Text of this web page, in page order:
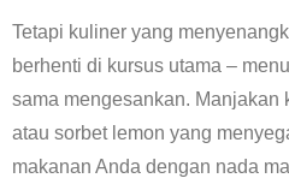
Tetapi kuliner yang
berhenti di kursus utama –
sama mengesankan. Manjakan
atau sorbet lemon yang
makanan Anda dengan nada